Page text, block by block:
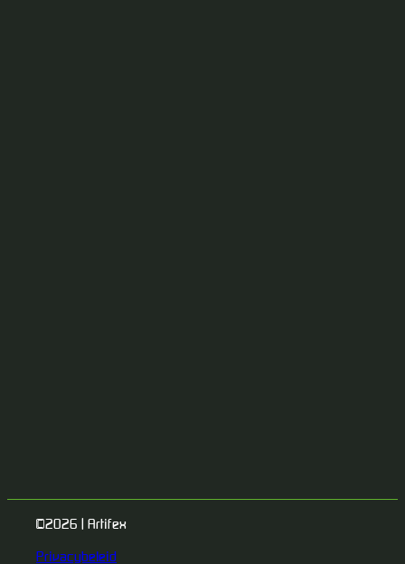
©2026 | Artifex
Privacybeleid